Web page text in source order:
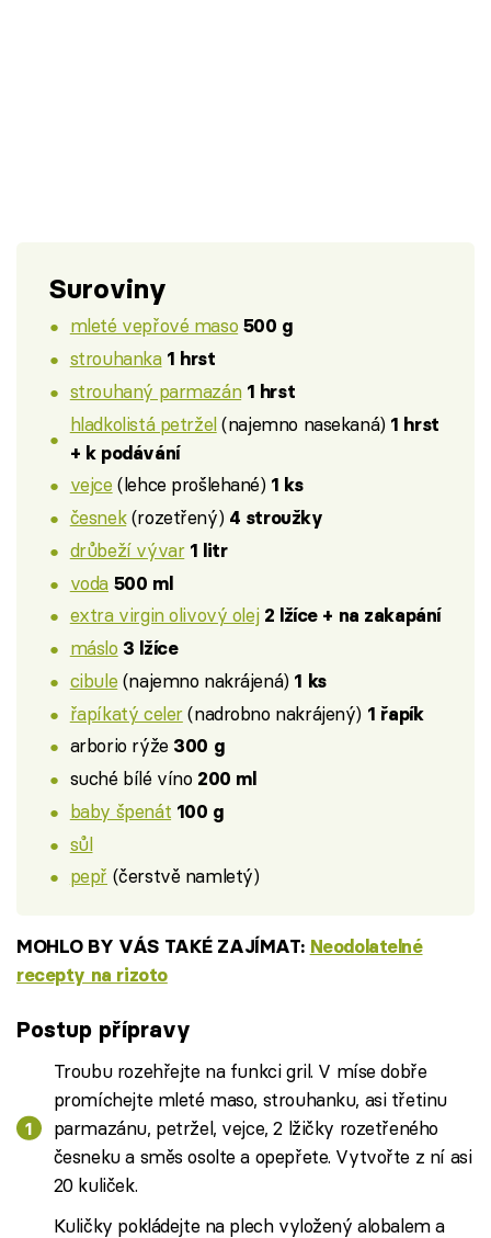
Suroviny
mleté vepřové maso 500 g
strouhanka 1 hrst
strouhaný parmazán 1 hrst
hladkolistá petržel(najemno nasekaná) 1 hrst
+ k podávání
vejce (lehce prošlehané) 1 ks
česnek(rozetřený) 4 stroužky
drůbeží vývar 1 litr
voda 500 ml
extra virgin olivový olej 2 lžíce + na zakapání
máslo 3 lžíce
cibule (najemno nakrájená) 1 ks
řapíkatý celer(nadrobno nakrájený) 1 řapík
arborio rýže 300 g
suché bílé víno 200 ml
baby špenát 100 g
sůl
pepř (čerstvě namletý)
MOHLO BY VÁS TAKÉ ZAJÍMAT: Neodolatelné
recepty na rizoto
Postup přípravy
Troubu rozehřejte na funkci gril. V míse dobře
promíchejte mleté maso, strouhanku, asi třetinu
parmazánu, petržel, vejce, 2 lžičky rozetřeného
česneku a směs osolte a opepřete. Vytvořte z ní asi
20 kuliček.
Kuličky pokládejte na plech vyložený alobalem a